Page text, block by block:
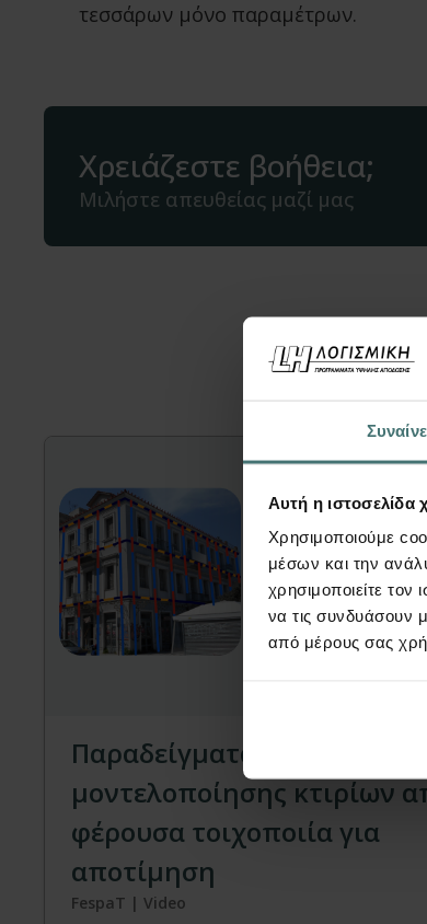
Αυτή η ιστοσελίδα
Χρησιμοποιούμε
μέσων και την
χρησιμοποιείτε
να τις συνδυάσουν
από μέρους σας
τεσσάρων μόνο παραμέτρων.
Χρειάζεστε βοήθεια;
Μιλήστε απευθείας μαζί μας
Παραδείγματα
μοντελοποίησης κτιρίων
φέρουσα τοιχοποιία για
αποτίμηση
FespaT | Video